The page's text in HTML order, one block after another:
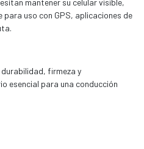
mantener su celular visible,
uso con GPS, aplicaciones de
firmeza y
esencial para una conducción